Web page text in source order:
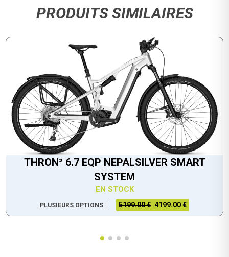
PRODUITS SIMILAIRES
THRON² 6.7 EQP NEPALSILVER SMART
SYSTEM
EN STOCK
PLUSIEURS OPTIONS 5199.00 € 4199.00 €